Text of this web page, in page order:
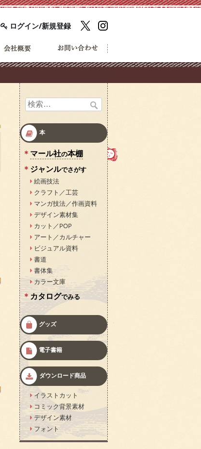
ログイン/新規登録
検
本
マール社の本棚
ジャンルでさがす
絵画技法
クラフト／工芸
マンガ技法／作画資料
デザイン素材集
カット／POP
アート／カルチャー
ビジュアル資料
書道
書体集
カラー文庫
カタログでみる
グッズ
電子書籍
ダウンロード商品
イラストカット
コミック背景素材
デザイン素材
フォント